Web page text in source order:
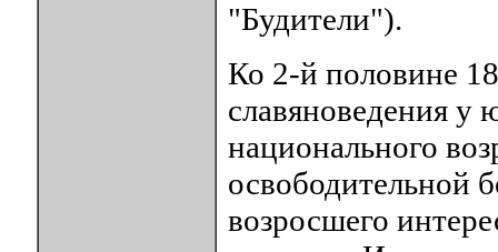
"Будители").
Ко 2-й половине
славяноведения у
национального
освободительной
возросшего